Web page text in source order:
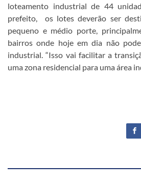
loteamento industrial de 44
prefeito, os lotes deverão ser
pequeno e médio porte,
bairros onde hoje em dia não
industrial. “Isso vai facilitar a
uma zona residencial para uma área